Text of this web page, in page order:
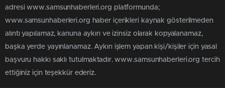
adresi www.samsunhaberleri.org platformunda;
www.samsunhaberleri.org haber içerikleri kaynak gösterilmeden
alıntı yapılamaz, kanuna aykırı ve izinsiz olarak kopyalanamaz,
başka yerde yayınlanamaz. Aykırı işlem yapan kişi/kişiler için yasal
başvuru hakkı saklı tutulmaktadır. www.samsunhaberleri.org tercih
ettiğiniz için teşekkür ederiz.